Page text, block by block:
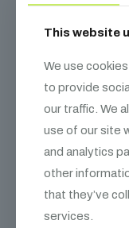
This website
We use
to provide
our traffic. We
use of our site
and analytics
other
that they’ve
services.